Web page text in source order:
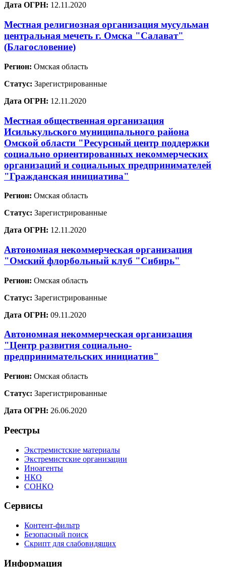
Дата ОГРН: 12.11.2020
Местная религиозная организация мусульман
центральная мечеть г. Омска "Салават"
(Благословение)
Регион: Омская область
Статус: Зарегистрированные
Дата ОГРН: 12.11.2020
Местная общественная организация
Исилькульского муниципального района
Омской области "Ресурсный центр поддержки
социально ориентированных некоммерческих
организаций и социальных предпринимателей
"Гражданская инициатива"
Регион: Омская область
Статус: Зарегистрированные
Дата ОГРН: 12.11.2020
Автономная некоммерческая организация
"Омский флорбольный клуб "Сибирь"
Регион: Омская область
Статус: Зарегистрированные
Дата ОГРН: 09.11.2020
Автономная некоммерческая организация
"Центр развития социально-
предпринимательских инициатив"
Регион: Омская область
Статус: Зарегистрированные
Дата ОГРН: 26.06.2020
Реестры
Экстремистские материалы
Экстремистские организации
Иноагенты
НКО
СОНКО
Сервисы
Контент-фильтр
Безопасный поиск
Скрипт для слабовидящих
Информация